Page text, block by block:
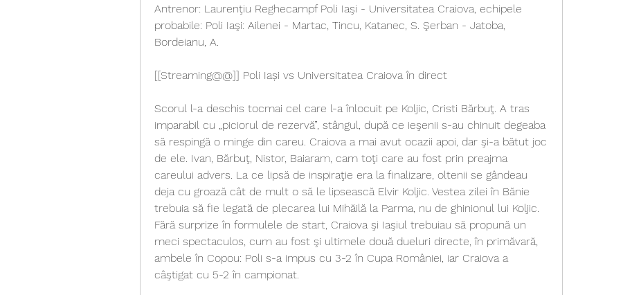
Antrenor: Laurenţiu Reghecampf Poli Iaşi - Universitatea Craiova, echipele
probabile: Poli Iaşi: Ailenei - Martac, Tincu, Katanec, S. Şerban - Jatoba,
Bordeianu, A.
[[Streaming@@]] Poli Iași vs Universitatea Craiova în direct
Scorul l-a deschis tocmai cel care l-a înlocuit pe Koljic, Cristi Bărbuţ. A tras
imparabil cu „piciorul de rezervă”, stângul, după ce ieşenii s-au chinuit degeaba
să respingă o minge din careu. Craiova a mai avut ocazii apoi, dar şi-a bătut joc
de ele. Ivan, Bărbuţ, Nistor, Baiaram, cam toţi care au fost prin preajma
careului advers. La ce lipsă de inspiraţie era la finalizare, oltenii se gândeau
deja cu groază cât de mult o să le lipsească Elvir Koljic. Vestea zilei în Bănie
trebuia să fie legată de plecarea lui Mihăilă la Parma, nu de ghinionul lui Koljic.
Fără surprize în formulele de start, Craiova şi Iaşiul trebuiau să propună un
meci spectaculos, cum au fost şi ultimele două dueluri directe, în primăvară,
ambele în Copou: Poli s-a impus cu 3-2 în Cupa României, iar Craiova a
câştigat cu 5-2 în campionat.